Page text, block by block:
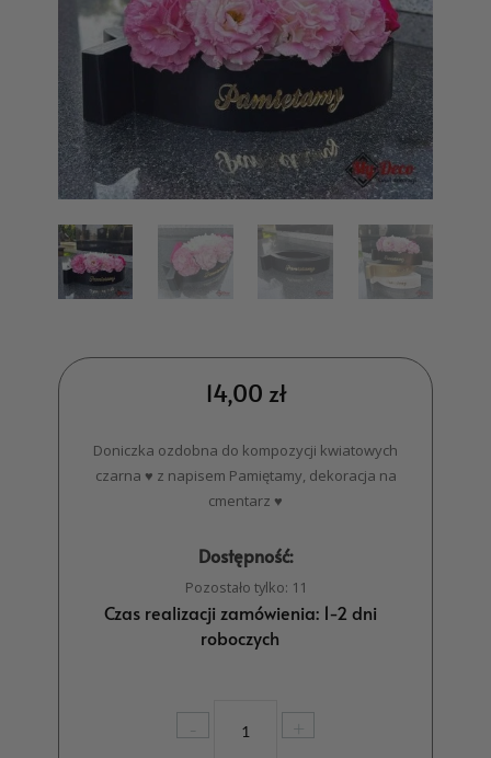
14,00 zł
Doniczka ozdobna do kompozycji kwiatowych
czarna ♥ z napisem Pamiętamy, dekoracja na
cmentarz ♥
Dostępność:
Pozostało tylko: 11
Czas realizacji zamówienia: 1-2 dni
roboczych
-
Doniczka
+